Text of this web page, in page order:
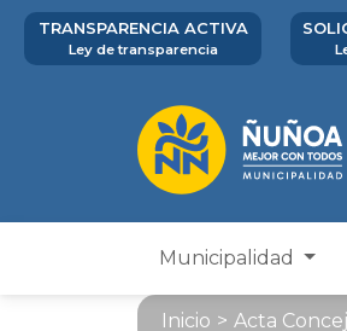
TRANSPARENCIA ACTIVA
Ley de transparencia
Municipalidad
Inicio > Acta